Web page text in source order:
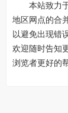
本站致力
地区网点的合
以避免出现错
欢迎随时告知
浏览者更好的